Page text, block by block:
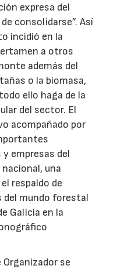
expresa del
consolidarse”. Así
incidió en la
a otros
además del
o la biomasa,
ello haga de la
del sector. El
acompañado por
empresas del
una
respaldo de
del mundo forestal
Galicia en la
se